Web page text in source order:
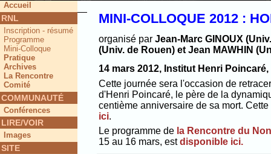
MINI-COLLOQUE 2012 :
organisé parJean-Marc GINOUX
(Univ. de Rouen) et Jean MAWHIN
14 mars 2012, Institut Henri
Cette journée sera l'occasion de
d'Henri Poincaré, le père de la
centième anniversaire de sa mort.
ici.
Le programme de la Rencontre du
15 au 16 mars, estdisponible ici.
Accueil
RNL
Inscription - résumé
Programme
Mini-Colloque
Pratique
Archives
La Rencontre
Comité
COMMUNAUTÉ
Conférences
LIRE/VOIR
Images
SITE
Ce site